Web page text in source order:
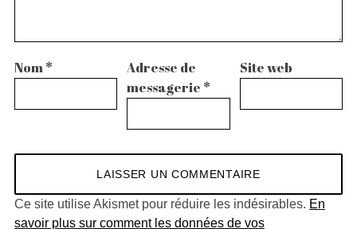
Nom*
Adresse de
messagerie *
Site web
Ce site utilise Akismet pour réduire les indésirables. En
savoir plus sur comment les données de vos